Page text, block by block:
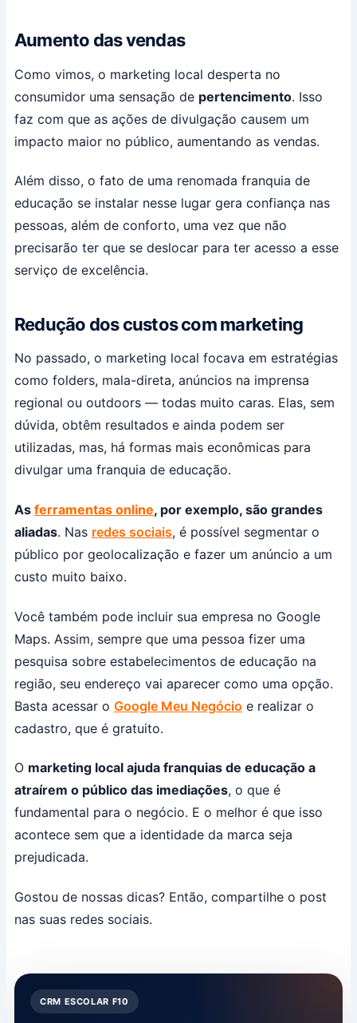
Aumento das vendas
Como vimos, o marketing local desperta no
consumidor uma sensação de pertencimento. Isso
faz com que as ações de divulgação causem um
impacto maior no público, aumentando as vendas.
Além disso, o fato de uma renomada franquia de
educação se instalar nesse lugar gera confiança nas
pessoas, além de conforto, uma vez que não
precisarão ter que se deslocar para ter acesso a esse
serviço de excelência.
Redução dos custos com marketing
No passado, o marketing local focava em estratégias
como folders, mala-direta, anúncios na imprensa
regional ou outdoors — todas muito caras. Elas, sem
dúvida, obtêm resultados e ainda podem ser
utilizadas, mas, há formas mais econômicas para
divulgar uma franquia de educação.
As ferramentas online, por exemplo, são grandes
aliadas. Nas redes sociais, é possível segmentar o
público por geolocalização e fazer um anúncio a um
custo muito baixo.
Você também pode incluir sua empresa no Google
Maps. Assim, sempre que uma pessoa fizer uma
pesquisa sobre estabelecimentos de educação na
região, seu endereço vai aparecer como uma opção.
Basta acessar o Google Meu Negócio e realizar o
cadastro, que é gratuito.
O marketing local ajuda franquias de educação a
atraírem o público das imediações, o que é
fundamental para o negócio. E o melhor é que isso
acontece sem que a identidade da marca seja
prejudicada.
Gostou de nossas dicas? Então, compartilhe o post
nas suas redes sociais.
CRM ESCOLAR F10